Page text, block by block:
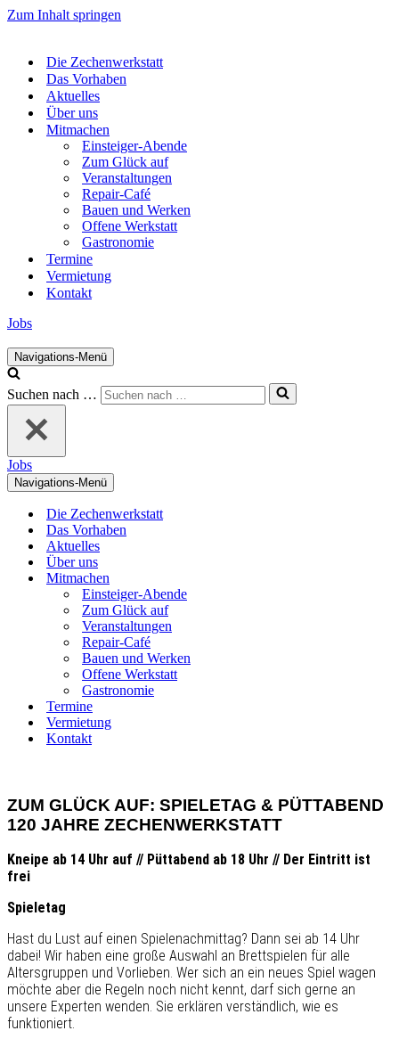
Zum Inhalt springen
Die Zechenwerkstatt
Das Vorhaben
Aktuelles
Über uns
Mitmachen
Einsteiger-Abende
Zum Glück auf
Veranstaltungen
Repair-Café
Bauen und Werken
Offene Werkstatt
Gastronomie
Termine
Vermietung
Kontakt
Jobs
Navigations-Menü
Suchen nach …
Jobs
Navigations-Menü
Die Zechenwerkstatt
Das Vorhaben
Aktuelles
Über uns
Mitmachen
Einsteiger-Abende
Zum Glück auf
Veranstaltungen
Repair-Café
Bauen und Werken
Offene Werkstatt
Gastronomie
Termine
Vermietung
Kontakt
ZUM GLÜCK AUF: SPIELETAG & PÜTTABEND
120 JAHRE ZECHENWERKSTATT
Kneipe ab 14 Uhr auf // Püttabend ab 18 Uhr // Der Eintritt ist
frei
Spieletag
Hast du Lust auf einen Spielenachmittag? Dann sei ab 14 Uhr
dabei! Wir haben eine große Auswahl an Brettspielen für alle
Altersgruppen und Vorlieben. Wer sich an ein neues Spiel wagen
möchte aber die Regeln noch nicht kennt, darf sich gerne an
unsere Experten wenden. Sie erklären verständlich, wie es
funktioniert.